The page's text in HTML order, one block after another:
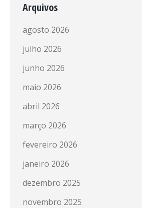
Arquivos
agosto 2026
julho 2026
junho 2026
maio 2026
abril 2026
março 2026
fevereiro 2026
janeiro 2026
dezembro 2025
novembro 2025